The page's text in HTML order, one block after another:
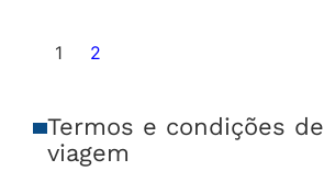
1 2
Termos e condições de
viagem